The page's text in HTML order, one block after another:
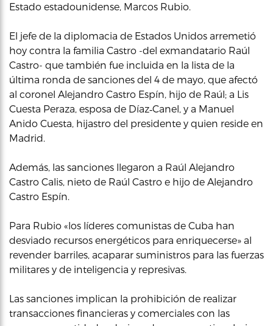
Estado estadounidense, Marcos Rubio.
El jefe de la diplomacia de Estados Unidos arremetió
hoy contra la familia Castro -del exmandatario Raúl
Castro- que también fue incluida en la lista de la
última ronda de sanciones del 4 de mayo, que afectó
al coronel Alejandro Castro Espín, hijo de Raúl; a Lis
Cuesta Peraza, esposa de Díaz‑Canel, y a Manuel
Anido Cuesta, hijastro del presidente y quien reside en
Madrid.
Además, las sanciones llegaron a Raúl Alejandro
Castro Calis, nieto de Raúl Castro e hijo de Alejandro
Castro Espín.
Para Rubio «los líderes comunistas de Cuba han
desviado recursos energéticos para enriquecerse» al
revender barriles, acaparar suministros para las fuerzas
militares y de inteligencia y represivas.
Las sanciones implican la prohibición de realizar
transacciones financieras y comerciales con las